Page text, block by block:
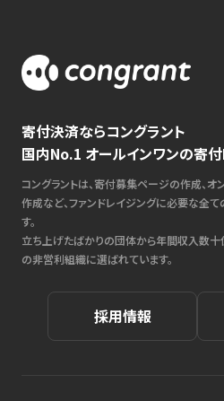
寄付決済ならコングラント
国内No.1 オールインワンの寄付
コングラントは、寄付募集ページの作成、オ
作成など、ファンドレイジングに必要な全
す。
立ち上げたばかりの団体から年間収入数
の非営利組織に選ばれています。
採用情報